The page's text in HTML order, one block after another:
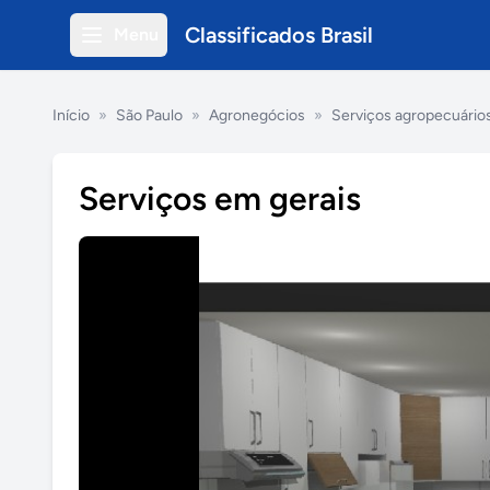
Classificados Brasil
Início » São Paulo » Agronegócios » Serviços
Serviços em gerais